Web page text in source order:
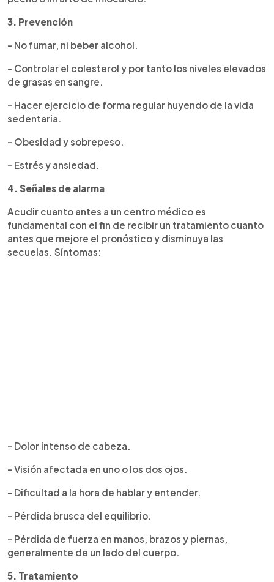
3. Prevención
- No fumar, ni beber alcohol.
- Controlar el colesterol y por tanto los niveles elevados
de grasas en sangre.
- Hacer ejercicio de forma regular huyendo de la vida
sedentaria.
- Obesidad y sobrepeso.
- Estrés y ansiedad.
4. Señales de alarma
Acudir cuanto antes a un centro médico es
fundamental con el fin de recibir un tratamiento cuanto
antes que mejore el pronóstico y disminuya las
secuelas. Síntomas:
- Dolor intenso de cabeza.
- Visión afectada en uno o los dos ojos.
- Dificultad a la hora de hablar y entender.
- Pérdida brusca del equilibrio.
- Pérdida de fuerza en manos, brazos y piernas,
generalmente de un lado del cuerpo.
5. Tratamiento